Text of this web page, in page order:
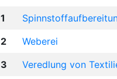
1
2
Weberei
3
Veredlung von